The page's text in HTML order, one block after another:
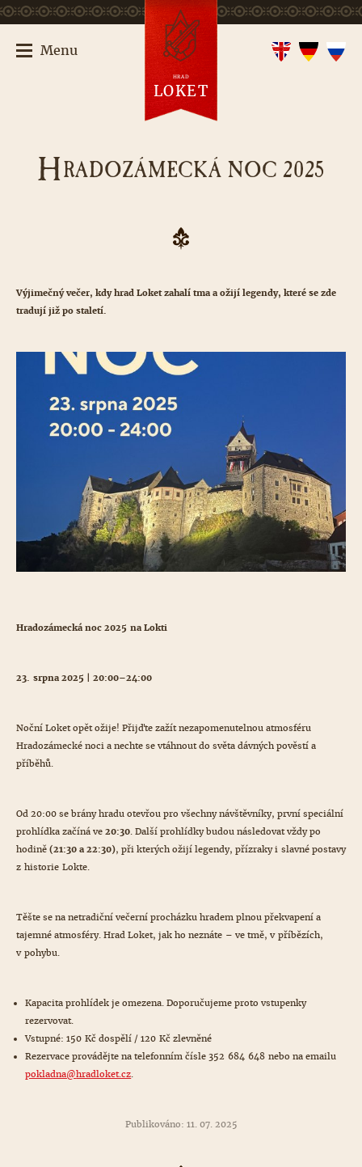
HRADOZÁMECKÁ NOC 2025
Výjimečný večer, kdy hrad Loket zahalí tma a ožijí legendy, které se zde
tradují již po staletí.
Hradozámecká noc 2025 na Lokti
23. srpna 2025 | 20:00–24:00
Noční Loket opět ožije! Přijďte zažít nezapomenutelnou atmosféru
Hradozámecké noci a nechte se vtáhnout do světa dávných pověstí a
příběhů.
Od 20:00 se brány hradu otevřou pro všechny návštěvníky, první speciální
prohlídka začíná ve 20:30. Další prohlídky budou následovat vždy po
hodině (21:30 a 22:30), při kterých ožijí legendy, přízraky i slavné postavy
z historie Lokte.
Těšte se na netradiční večerní procházku hradem plnou překvapení a
tajemné atmosféry. Hrad Loket, jak ho neznáte – ve tmě, v příbězích,
v pohybu.
Kapacita prohlídek je omezena. Doporučujeme proto vstupenky
rezervovat.
Vstupné: 150 Kč dospělí / 120 Kč zlevněné
Rezervace provádějte na telefonním čísle 352 684 648 nebo na emailu
pokladna@hradloket.cz.
Publikováno: 11. 07. 2025
Menu
HRAD
LOKET